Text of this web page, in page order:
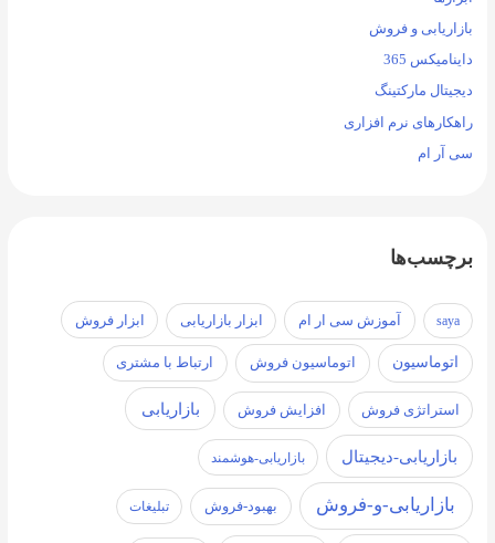
بازاریابی و فروش
داینامیکس 365
دیجیتال مارکتینگ
راهکارهای نرم افزاری
سی آر ام
برچسب‌ها
saya آموزش سی ار ام ابزار بازاریابی ابزار فروش
اتوماسیون اتوماسیون فروش ارتباط با مشتری
استراتژی فروش افزایش فروش بازاریابی
بازاریابی-دیجیتال بازاریابی-هوشمند
بازاریابی-و-فروش بهبود-فروش تبلیغات